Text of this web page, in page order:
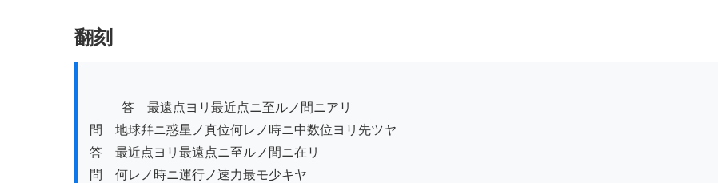
翻刻
問　地球幷ニ惑星ノ真位何レノ時ニ中数位ヨリ先ツヤ
答　最近点ヨリ最遠点ニ至ルノ間ニ在リ
問　何レノ時ニ運行ノ速力最モ少キヤ